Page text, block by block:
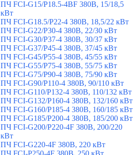
ПЧ FCI-G15/P18.5-4BF 380В, 15/18,5
кВт
ПЧ FCI-G18.5/P22-4 380В, 18,5/22 кВт
ПЧ FCI-G22/P30-4 380В, 22/30 кВт
ПЧ FCI-G30/P37-4 380В, 30/37 кВт
ПЧ FCI-G37/P45-4 380В, 37/45 кВт
ПЧ FCI-G45/P55-4 380В, 45/55 кВт
ПЧ FCI-G55/P75-4 380В, 55/75 кВт
ПЧ FCI-G75/P90-4 380В, 75/90 кВт
ПЧ FCI-G90/P110-4 380В, 90/110 кВт
ПЧ FCI-G110/P132-4 380В, 110/132 кВт
ПЧ FCI-G132/P160-4 380В, 132/160 кВт
ПЧ FCI-G160/P185-4 380В, 160/185 кВт
ПЧ FCI-G185/P200-4 380В, 185/200 кВт
ПЧ FCI-G200/P220-4F 380В, 200/220
кВт
ПЧ FCI-G220-4F 380В, 220 кВт